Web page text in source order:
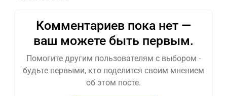
Комментариев пока нет —
ваш можете быть первым.
Помогите другим пользователям с выбором -
будьте первыми, кто поделится своим мнением
об этом посте.